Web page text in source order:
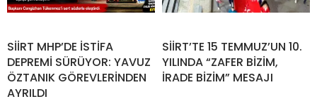
SİİRT MHP’DE İSTİFA
DEPREMİ SÜRÜYOR: YAVUZ
ÖZTANIK GÖREVLERİNDEN
AYRILDI
SİİRT’TE 15 TEMMUZ’UN 10.
YILINDA “ZAFER BİZİM,
İRADE BİZİM” MESAJI